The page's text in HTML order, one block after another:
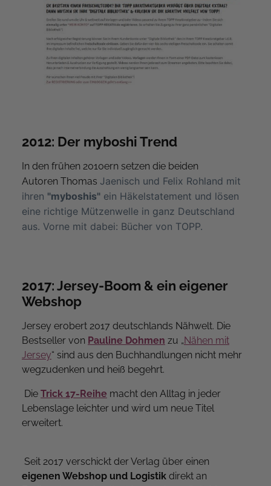
2012: Der myboshi Trend
In den frühen 2010ern setzen die beiden
Autoren Thomas Jaenisch und Felix Rohland mit
ihren "myboshis" ein Häkelstatement und lösen
eine richtige Mützenwelle in ganz Deutschland
aus. Vorne mit dabei: Bücher von TOPP.
2017: Jersey-Boom & ein eigener
Webshop
Jersey erobert 2017 deutschlands Nähwelt. Die
Bestseller von Pauline Dohmen zu „Nähen mit
Jersey“ sind aus den Buchhandlungen nicht mehr
wegzudenken und heiß begehrt.
Die Trick 17-Reihe macht den Alltag in jeder
Lebenslage leichter und wird um neue Titel
erweitert.
Seit 2017 verschickt der Verlag über einen
eigenen Webshop und Logistik direkt an